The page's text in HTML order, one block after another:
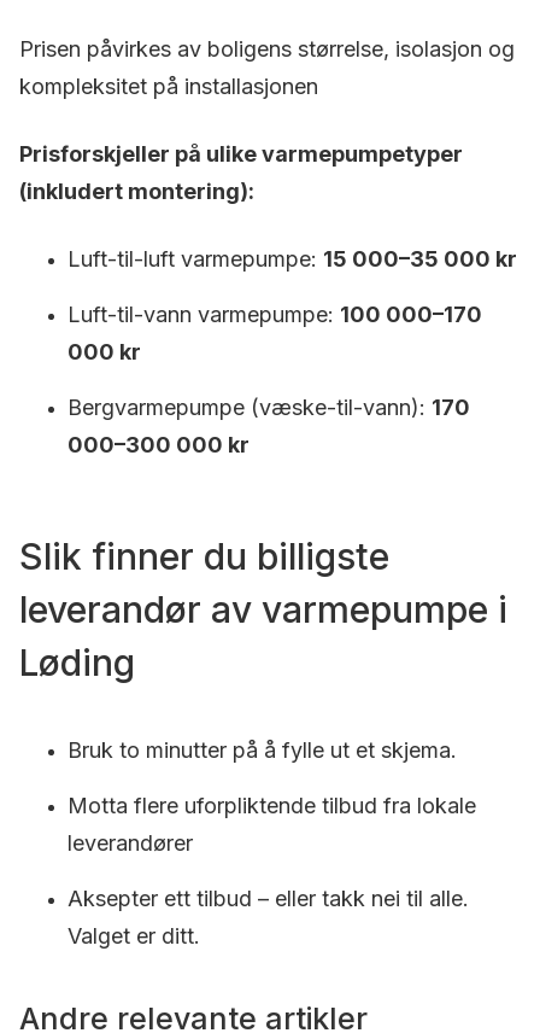
Prisen påvirkes av boligens størrelse, isolasjon og
kompleksitet på installasjonen
Prisforskjeller på ulike varmepumpetyper
(inkludert montering):
Luft-til-luft varmepumpe: 15 000–35 000 kr
Luft-til-vann varmepumpe: 100 000–170
000 kr
Bergvarmepumpe (væske-til-vann): 170
000–300 000 kr
Slik finner du billigste
leverandør av varmepumpe i
Løding
Bruk to minutter på å fylle ut et skjema.
Motta flere uforpliktende tilbud fra lokale
leverandører
Aksepter ett tilbud – eller takk nei til alle.
Valget er ditt.
Andre relevante artikler